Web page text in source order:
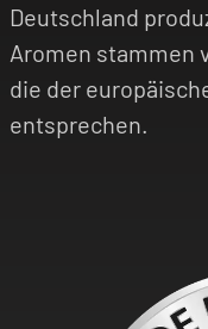
Deutschland
Aromen stammen
die der
entsprechen.